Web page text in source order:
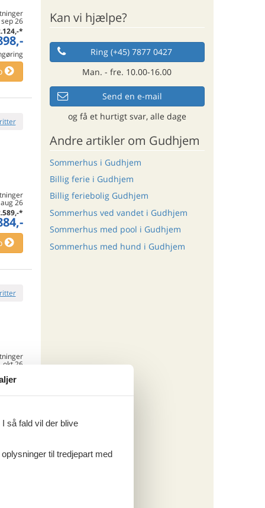
26
*
26
*
okt 26
1.243,-
Kan vi hjælpe?
Ring (+45) 7877 0427
Man. - fre. 10.00-16.00
Send en e-mail
og få et hurtigt svar, alle dage
Andre artikler om Gudhjem
Sommerhus i Gudhjem
Billig ferie i Gudhjem
Billig feriebolig Gudhjem
Sommerhus ved vandet i Gudhjem
Sommerhus med pool i Gudhjem
Sommerhus med hund i Gudhjem
så fald vil der blive
til tredjepart med